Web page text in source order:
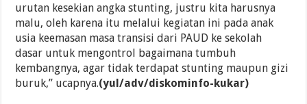
urutan kesekian angka stunting, justru kita harusnya
malu, oleh karena itu melalui kegiatan ini pada anak
usia keemasan masa transisi dari PAUD ke sekolah
dasar untuk mengontrol bagaimana tumbuh
kembangnya, agar tidak terdapat stunting maupun gizi
buruk,” ucapnya.(yul/adv/diskominfo-kukar)